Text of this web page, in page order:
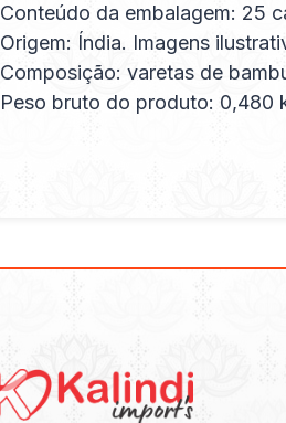
Conteúdo da embalagem: 25
Origem: Índia. Imagens
Composição: varetas de
Peso bruto do produto: 0,480